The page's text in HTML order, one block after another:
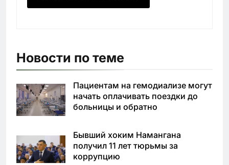
Новости по теме
Пациентам на гемодиализе могут
начать оплачивать поездки до
больницы и обратно
Бывший хоким Намангана
получил 11 лет тюрьмы за
коррупцию